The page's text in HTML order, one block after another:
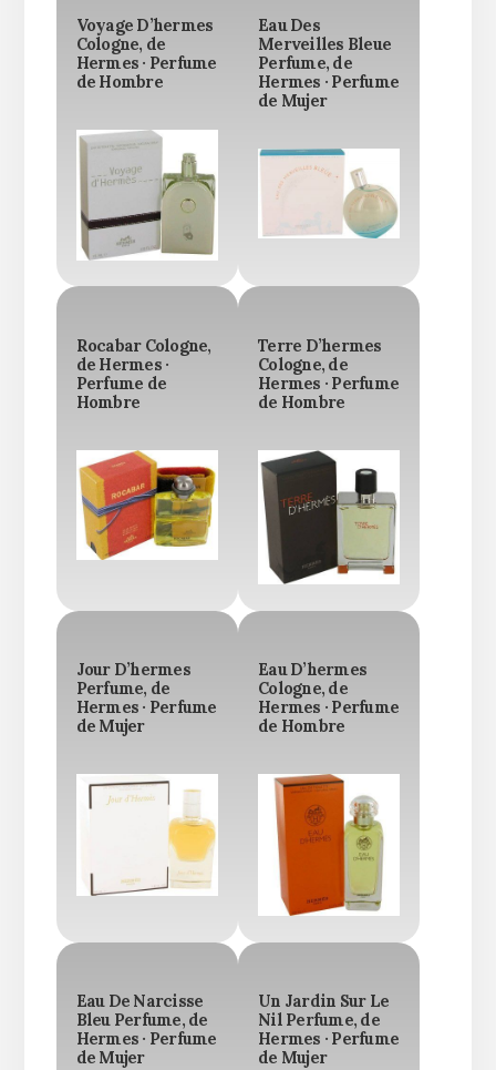
Voyage D’hermes
Cologne, de
Hermes · Perfume
de Hombre
Eau Des
Merveilles Bleue
Perfume, de
Hermes · Perfume
de Mujer
Rocabar Cologne,
de Hermes ·
Perfume de
Hombre
Terre D’hermes
Cologne, de
Hermes · Perfume
de Hombre
Jour D’hermes
Perfume, de
Hermes · Perfume
de Mujer
Eau D’hermes
Cologne, de
Hermes · Perfume
de Hombre
Eau De Narcisse
Bleu Perfume, de
Hermes · Perfume
de Mujer
Un Jardin Sur Le
Nil Perfume, de
Hermes · Perfume
de Mujer